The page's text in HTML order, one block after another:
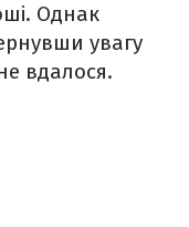
Однак
увагу
вдалося.